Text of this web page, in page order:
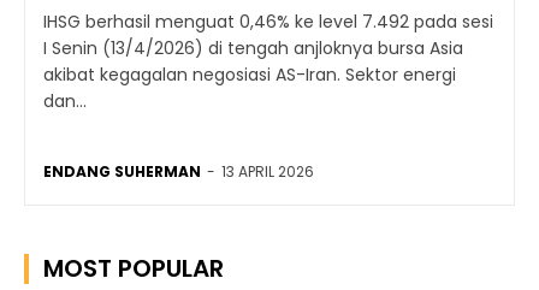
IHSG berhasil menguat 0,46% ke level 7.492 pada sesi
I Senin (13/4/2026) di tengah anjloknya bursa Asia
akibat kegagalan negosiasi AS-Iran. Sektor energi
dan...
ENDANG SUHERMAN - 13 APRIL 2026
MOST POPULAR